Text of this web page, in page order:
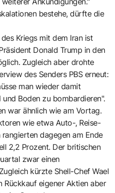
bestehe, dürfte die
Kriegs mit dem Iran ist
Donald Trump in den
Zugleich aber drohte
des Senders PBS erneut:
man wieder damit
Boden zu bombardieren".
war ähnlich wie am Vortag.
wie etwa Auto-, Reise-
dagegen am Ende
2,2 Prozent. Der britischen
zwar einen
kürzte Shell-Chef Wael
Rückkauf eigener Aktien aber